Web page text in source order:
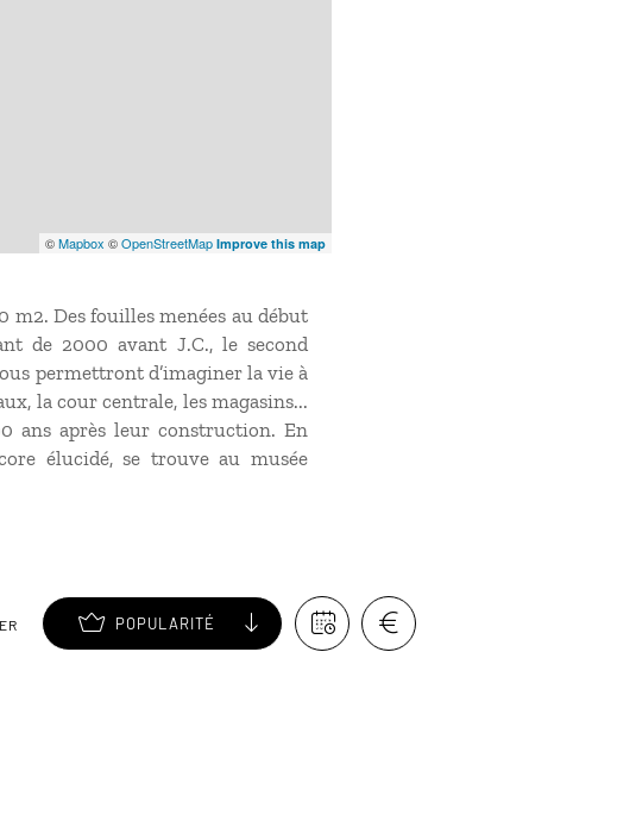
©Mapbox ©OpenStreetMap Improve this map
m2. Des fouilles menées au début
de 2000 avant J.C., le second
permettront d’imaginer la vie à
la cour centrale, les magasins...
ans après leur construction. En
élucidé, se trouve au musée
POPULARITÉ